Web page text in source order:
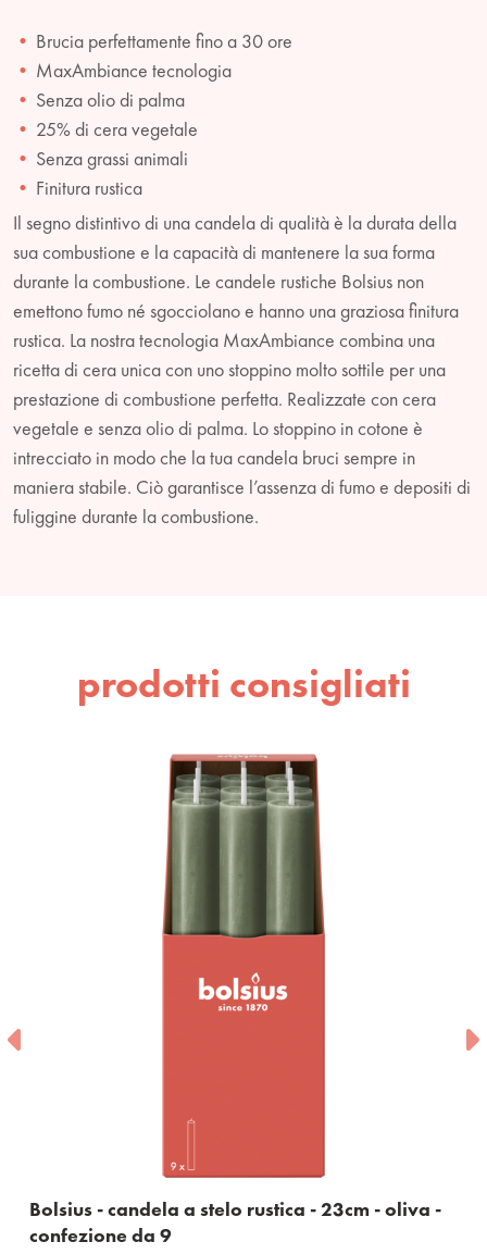
Brucia perfettamente fino a 30 ore
MaxAmbiance tecnologia
Senza olio di palma
25% di cera vegetale
Senza grassi animali
Finitura rustica
Il segno distintivo di una candela di qualità è la durata della
sua combustione e la capacità di mantenere la sua forma
durante la combustione. Le candele rustiche Bolsius non
emettono fumo né sgocciolano e hanno una graziosa finitura
rustica. La nostra tecnologia MaxAmbiance combina una
ricetta di cera unica con uno stoppino molto sottile per una
prestazione di combustione perfetta. Realizzate con cera
vegetale e senza olio di palma. Lo stoppino in cotone è
intrecciato in modo che la tua candela bruci sempre in
maniera stabile. Ciò garantisce l’assenza di fumo e depositi di
fuliggine durante la combustione.
prodotti consigliati
Bolsius - candela a stelo rustica - 23cm - oliva -
confezione da 9